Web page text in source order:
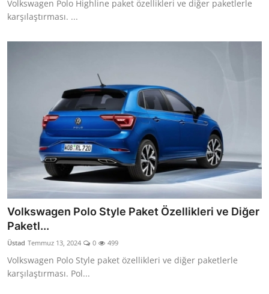
Volkswagen Polo Highline paket özellikleri ve diğer paketlerle
karşılaştırması. ...
Volkswagen Polo Style Paket Özellikleri ve Diğer
Paketl...
Üstad Temmuz 13, 2024 0 499
Volkswagen Polo Style paket özellikleri ve diğer paketlerle
karşılaştırması. Pol...